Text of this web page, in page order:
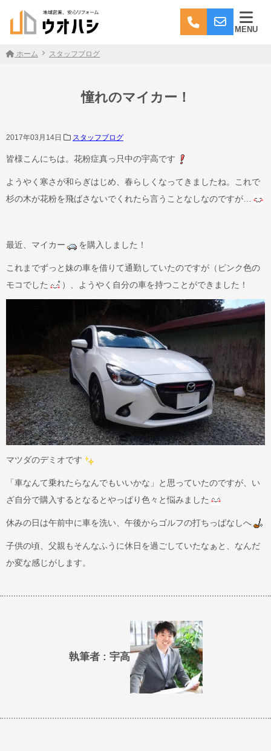
MENU
ホーム スタッフブログ
憧れのマイカー！
2017年03月14日 スタッフブログ
皆様こんにちは。花粉症真っ只中の宇高です
ようやく寒さが和らぎはじめ、春らしくなってきましたね。これで
杉の木が花粉を飛ばさないでくれたら言うことなしなのですが…
最近、マイカー を購入しました！
これまでずっと妹の車を借りて通勤していたのですが（ピンク色の
モコでした
）、ようやく自分の車を持つことができました！
マツダのデミオです
「車なんて乗れたらなんでもいいかな」と思っていたのですが、い
ざ自分で購入するとなるとやっぱり色々と悩みました
休みの日は午前中に車を洗い、午後からゴルフの打ちっぱなしへ
子供の頃、父親もそんなふうに休日を過ごしていたなぁと、なんだ
か変な感じがします。
執筆者 : 宇高